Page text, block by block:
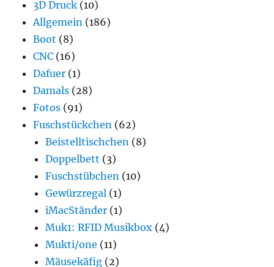
3D Druck (10)
Allgemein (186)
Boot (8)
CNC (16)
Dafuer (1)
Damals (28)
Fotos (91)
Fuschstückchen (62)
Beistelltischchen (8)
Doppelbett (3)
Fuschstübchen (10)
Gewürzregal (1)
iMacStänder (1)
Muk1: RFID Musikbox (4)
Mukti/one (11)
Mäusekäfig (2)